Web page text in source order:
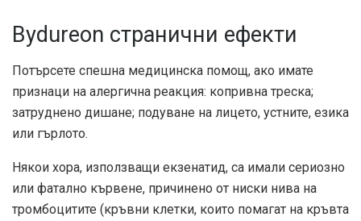
Bydureon странични ефекти
Потърсете спешна медицинска помощ, ако имате
признаци на алергична реакция: копривна треска;
затруднено дишане; подуване на лицето, устните, езика
или гърлото.
Някои хора, използващи екзенатид, са имали сериозно
или фатално кървене, причинено от ниски нива на
тромбоцитите (кръвни клетки, които помагат на кръвта